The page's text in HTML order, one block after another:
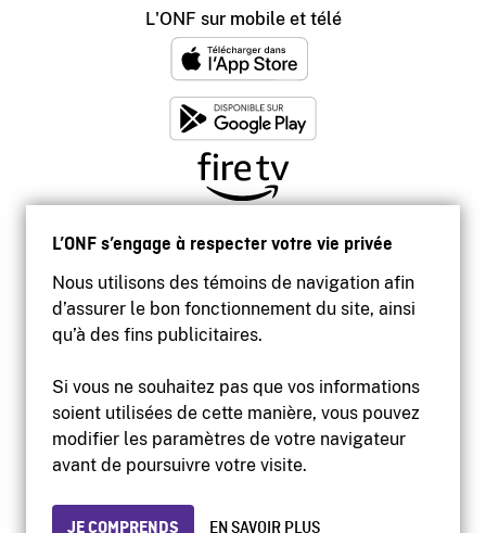
L’ONF s’engage à respecter votre vie privée
Nous utilisons des témoins de navigation afin
d’assurer le bon fonctionnement du site, ainsi
qu’à des fins publicitaires.
Si vous ne souhaitez pas que vos informations
soient utilisées de cette manière, vous pouvez
modifier les paramètres de votre navigateur
avant de poursuivre votre visite.
JE COMPRENDS EN SAVOIR PLUS
L'ONF sur mobile et télé
Accessibilité
Site institutionnel
Protection des renseignements personnels